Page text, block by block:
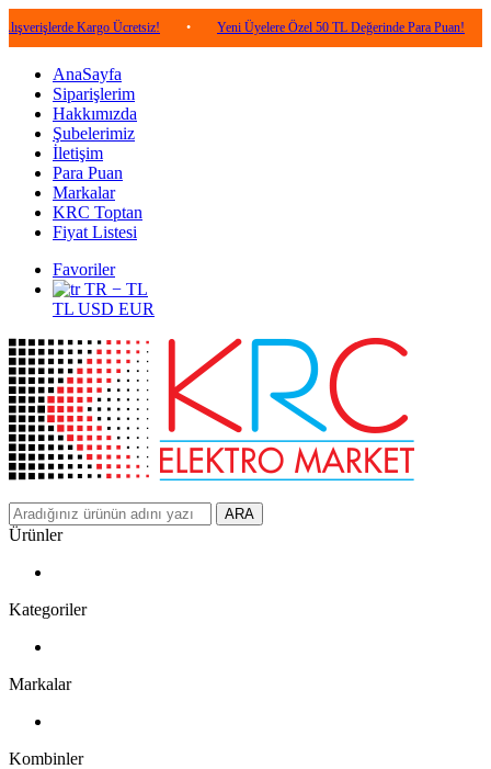
Kargo Ücretsiz! • Yeni Üyelere Özel 50 TL Değerinde Para Puan! •
AnaSayfa
Siparişlerim
Hakkımızda
Şubelerimiz
İletişim
Para Puan
Markalar
KRC Toptan
Fiyat Listesi
Favoriler
TR − TL
TL USD EUR
ARA
Ürünler
Kategoriler
Markalar
Kombinler